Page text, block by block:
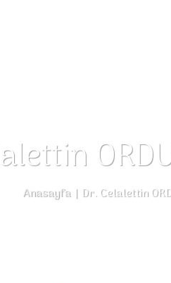
Anasayfa | Dr. Celalettin